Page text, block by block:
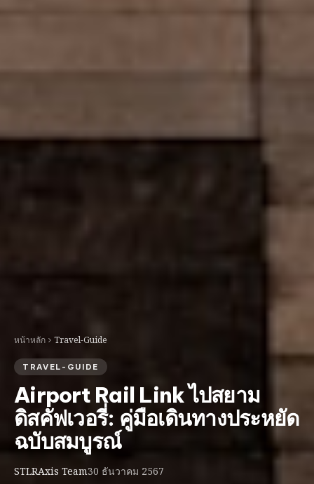
Airport Rail Link ไปสยาม
STLRAxis Team 30 ธันวาคม 2567
#airport-guide #bangkok
Ask AI: ChatGPT Gemini Claude
Airport Rail Link ไปสยามดิสคัฟเวอรี่: คู่มือเดินทาง
ประหยัดฉบับสมบูรณ์